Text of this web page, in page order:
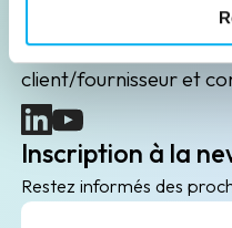
acteurs économiques
B2B de data
client/fournisseur et
(nouvelle fenêtre)
(nouvelle fenêtre)
Inscription à la
Restez informés des